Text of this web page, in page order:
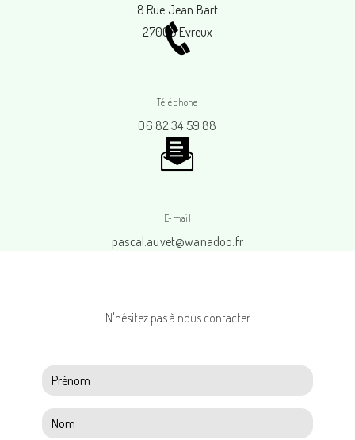
8 Rue Jean Bart
27000 Evreux
Téléphone
06 82 34 59 88
E-mail
pascal.auvet@wanadoo.fr
N'hésitez pas à nous contacter